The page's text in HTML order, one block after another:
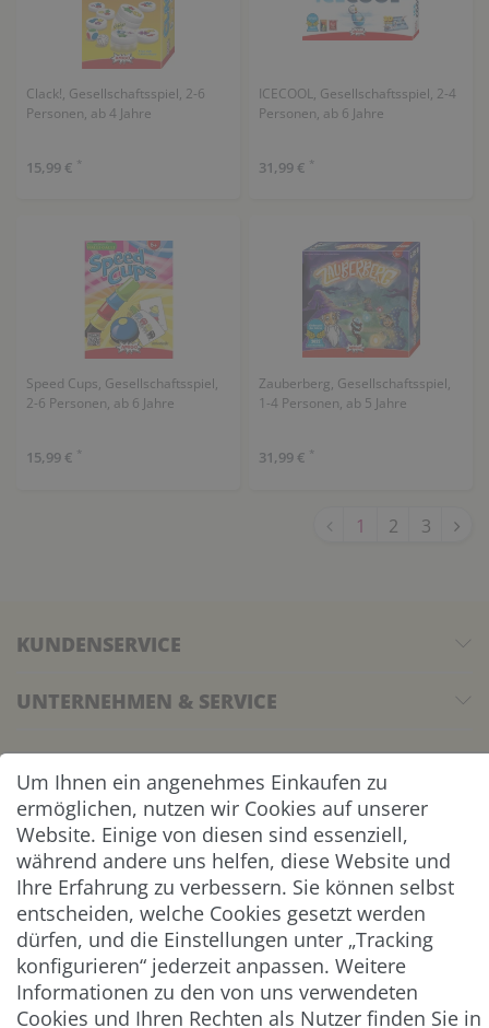
Clack!, Gesellschaftsspiel, 2-6
Personen, ab 4 Jahre
15,99 € *
ICECOOL, Gesellschaftsspiel, 2-4
Personen, ab 6 Jahre
31,99 € *
Speed Cups, Gesellschaftsspiel,
2-6 Personen, ab 6 Jahre
15,99 € *
Zauberberg, Gesellschaftsspiel,
1-4 Personen, ab 5 Jahre
31,99 € *
1 2 3
KUNDENSERVICE
UNTERNEHMEN & SERVICE
INFORMATION
NEWSLETTER
ZAHLUNG & VERSAND
Um Ihnen ein angenehmes Einkaufen zu
ermöglichen, nutzen wir Cookies auf unserer
Website. Einige von diesen sind essenziell,
während andere uns helfen, diese Website und
Ihre Erfahrung zu verbessern. Sie können selbst
entscheiden, welche Cookies gesetzt werden
dürfen, und die Einstellungen unter „Tracking
konfigurieren“ jederzeit anpassen. Weitere
Informationen zu den von uns verwendeten
Cookies und Ihren Rechten als Nutzer finden Sie in